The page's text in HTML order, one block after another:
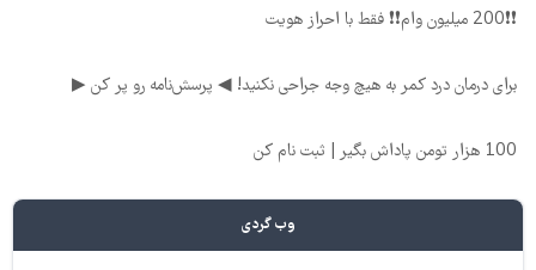
❗❗200 میلیون وام❗❗ فقط با احراز هویت
برای درمان درد کمر به هیچ وجه جراحی نکنید! ◀ پرسش‌نامه رو پر کن ▶
100 هزار تومن پاداش بگیر | ثبت نام کن
وب گردی